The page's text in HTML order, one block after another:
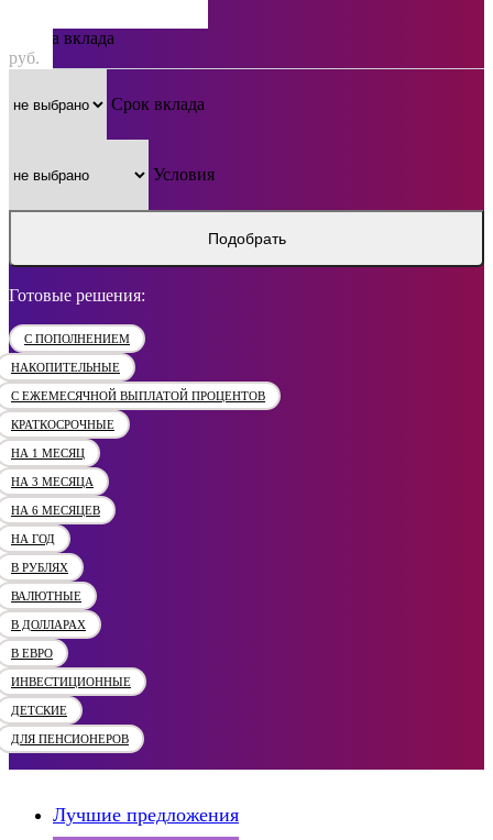
Сумма вклада
руб.
Срок вклада
Условия
Подобрать
Готовые решения:
С ПОПОЛНЕНИЕМ
НАКОПИТЕЛЬНЫЕ
С ЕЖЕМЕСЯЧНОЙ ВЫПЛАТОЙ ПРОЦЕНТОВ
КРАТКОСРОЧНЫЕ
НА 1 МЕСЯЦ
НА 3 МЕСЯЦА
НА 6 МЕСЯЦЕВ
НА ГОД
В РУБЛЯХ
ВАЛЮТНЫЕ
В ДОЛЛАРАХ
В ЕВРО
ИНВЕСТИЦИОННЫЕ
ДЕТСКИЕ
ДЛЯ ПЕНСИОНЕРОВ
Лучшие предложения